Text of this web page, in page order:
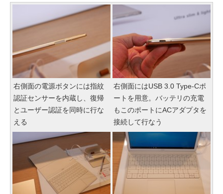
右側面の電源ボタンには指紋
認証センサーを内蔵し、復帰
とユーザー認証を同時に行な
える
右側面にはUSB 3.0 Type-Cポ
ートを用意。バッテリの充電
もこのポートにACアダプタを
接続して行なう